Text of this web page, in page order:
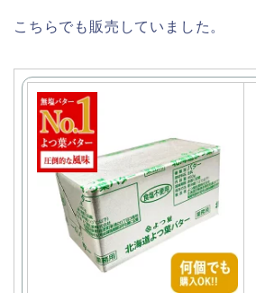
こちらでも販売していました。